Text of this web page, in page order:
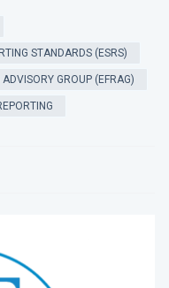
STANDARDS (ESRS)
GROUP (EFRAG)